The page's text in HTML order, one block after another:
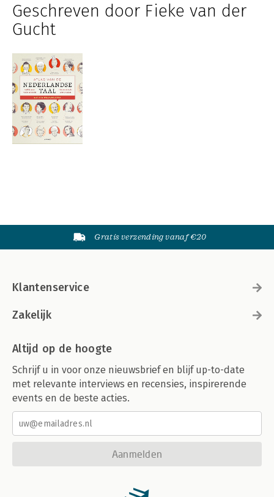
Geschreven door Fieke van der
Gucht
Gratis verzending vanaf €20
Klantenservice
Zakelijk
Altijd op de hoogte
Schrijf u in voor onze nieuwsbrief en blijf up-to-date
met relevante interviews en recensies, inspirerende
events en de beste acties.
Aanmelden